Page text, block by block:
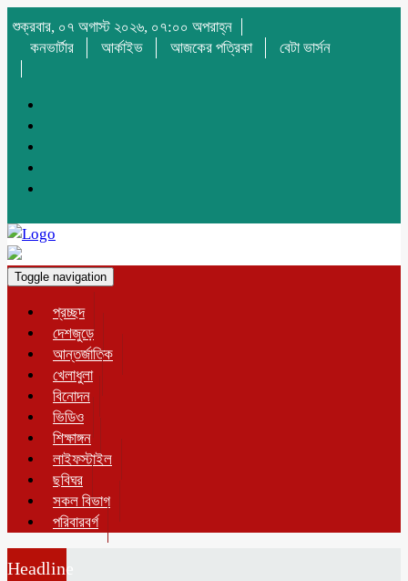
শুক্রবার, ০৭ অগাস্ট ২০২৬, ০৭:০০ অপরাহ্ন
কনভার্টার
আর্কাইভ আজকের পত্রিকা বেটা ভার্সন
Toggle navigation
প্রচ্ছদ
দেশজুড়ে
আন্তর্জাতিক
খেলাধুলা
বিনোদন
ভিডিও
শিক্ষাঙ্গন
লাইফস্টাইল
ছবিঘর
সকল বিভাগ
পরিবারবর্গ
Headline